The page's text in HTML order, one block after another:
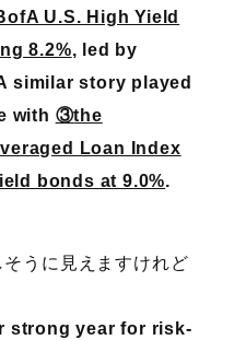
U.S. High Yield
8.2%, led by
similar story played
with ③the
Loan Index
bonds at 9.0%.
うに見えますけれど
strong year for risk-